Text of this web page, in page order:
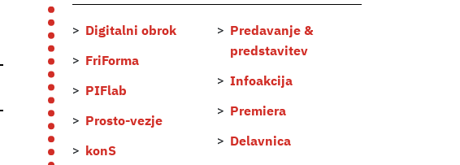
Digitalni obrok
FriForma
PIFlab
Prosto-vezje
konS
Predavanje &
predstavitev
Infoakcija
Premiera
Delavnica